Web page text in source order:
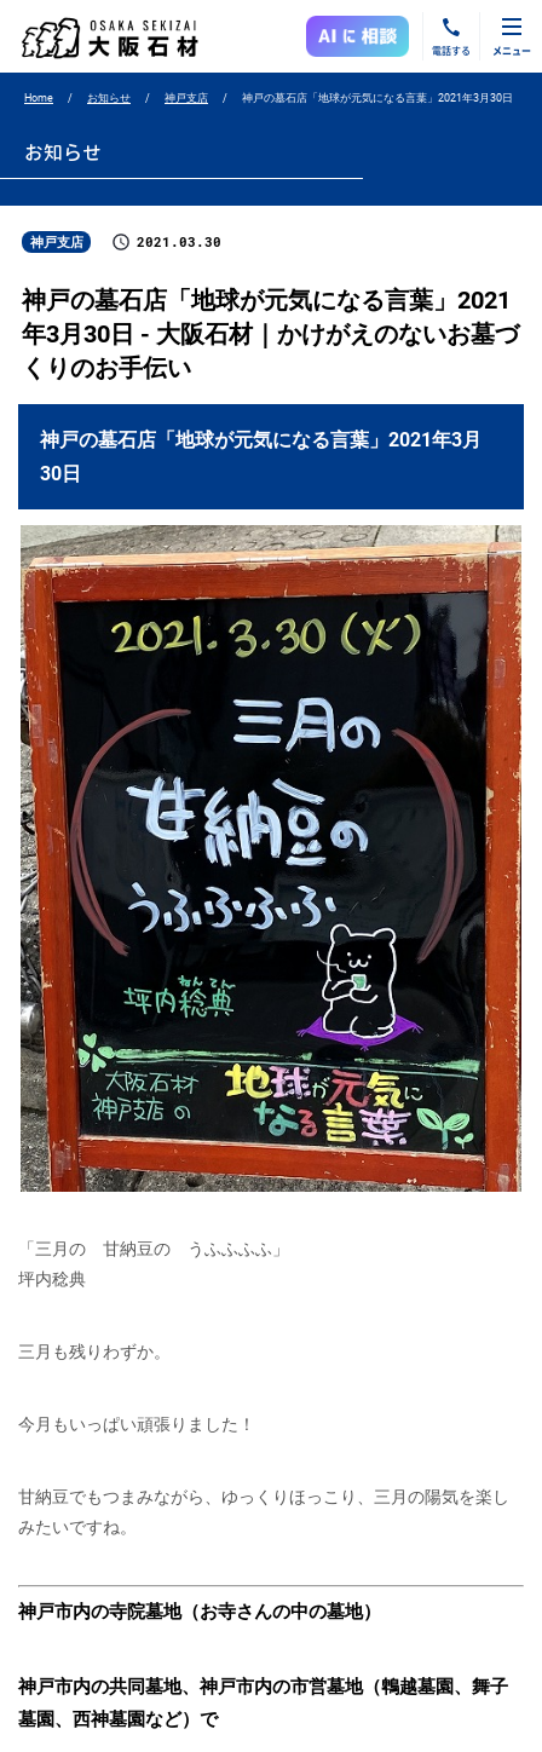
電話する メニュー
Home お知らせ 神戸支店 神戸の墓石店「地球が元気になる言葉」2021年3月30日
お知らせ
神戸支店 2021.03.30
神戸の墓石店「地球が元気になる言葉」2021
年3月30日 - 大阪石材｜かけがえのないお墓づ
くりのお手伝い
神戸の墓石店「地球が元気になる言葉」2021年3月
30日
「三月の 甘納豆の うふふふふ」
坪内稔典
三月も残りわずか。
今月もいっぱい頑張りました！
甘納豆でもつまみながら、ゆっくりほっこり、三月の陽気を楽し
みたいですね。
神戸市内の寺院墓地（お寺さんの中の墓地）
神戸市内の共同墓地、神戸市内の市営墓地（鵯越墓園、舞子
墓園、西神墓園など）で